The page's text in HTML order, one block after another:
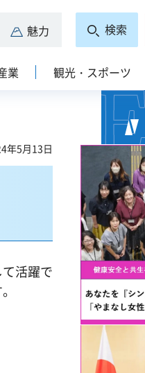
魅力 検索
業 観光・スポーツ
年5月13日
活躍で